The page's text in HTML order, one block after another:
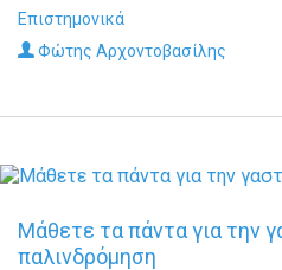
Επιστημονικά
Φώτης Αρχοντοβασίλης
Μάθετε τα πάντα για την
παλινδρόμηση